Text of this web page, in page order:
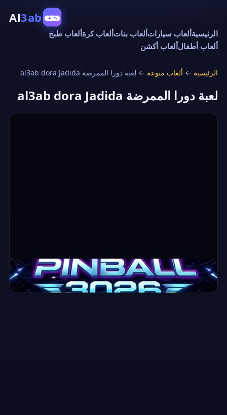
Al3ab
الرئيسيةألعاب سياراتألعاب بناتألعاب كرةألعاب طبخ
ألعاب أطفالألعاب أكشن
الرئيسية ← ألعاب منوعة ← لعبة دورا الممرضة al3ab dora Jadida
لعبة دورا الممرضة al3ab dora Jadida
⛶ ملء الشاشة Pinball 3026